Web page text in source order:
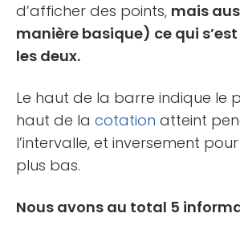
d’afficher des points, mais
manière basique) ce qui
les deux.
Le haut de la barre indique le
haut de la cotation atteint
l’intervalle, et inversement
plus bas.
Nous avons au total 5